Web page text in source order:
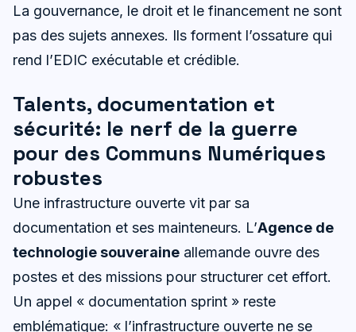
La gouvernance, le droit et le financement ne sont
pas des sujets annexes. Ils forment l’ossature qui
rend l’EDIC exécutable et crédible.
Talents, documentation et
sécurité: le nerf de la guerre
pour des Communs Numériques
robustes
Une infrastructure ouverte vit par sa
documentation et ses mainteneurs. L’Agence de
technologie souveraine allemande ouvre des
postes et des missions pour structurer cet effort.
Un appel « documentation sprint » reste
emblématique: « l’infrastructure ouverte ne se